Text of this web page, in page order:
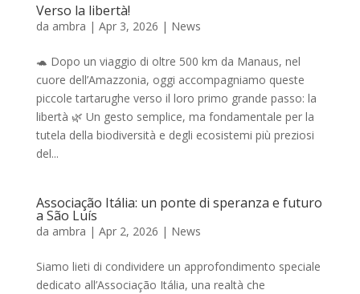
Verso la libertà!
da ambra | Apr 3, 2026 | News
🐢 Dopo un viaggio di oltre 500 km da Manaus, nel
cuore dell’Amazzonia, oggi accompagniamo queste
piccole tartarughe verso il loro primo grande passo: la
libertà 🌿 Un gesto semplice, ma fondamentale per la
tutela della biodiversità e degli ecosistemi più preziosi
del...
Associação Itália: un ponte di speranza e futuro
a São Luís
da ambra | Apr 2, 2026 | News
Siamo lieti di condividere un approfondimento speciale
dedicato all’Associação Itália, una realtà che